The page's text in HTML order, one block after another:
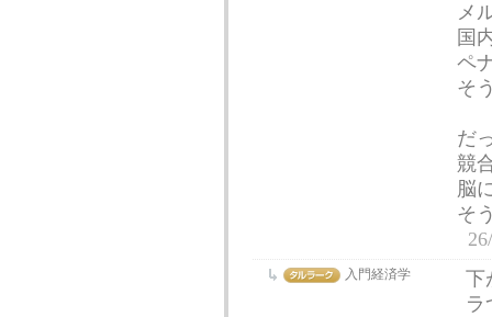
メ
国
ペ
そ
だ
競
脳
そ
入門経済学
下
ラ